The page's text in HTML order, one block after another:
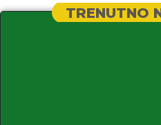
TRENUTNO